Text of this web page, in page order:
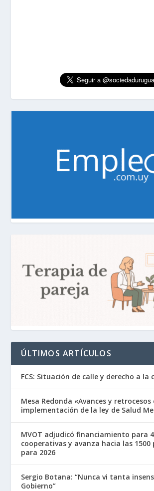
ÚLTIMOS ARTÍCULOS
FCS: Situación de calle y derecho a la
Mesa Redonda «Avances y retrocesos
implementación de la ley de Salud
MVOT adjudicó financiamiento para
cooperativas y avanza hacia las 1500
para 2026
Sergio Botana: “Nunca vi tanta
Gobierno”